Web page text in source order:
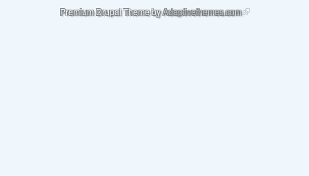
Premium Drupal Theme byAdaptivethemes.com(link is external)